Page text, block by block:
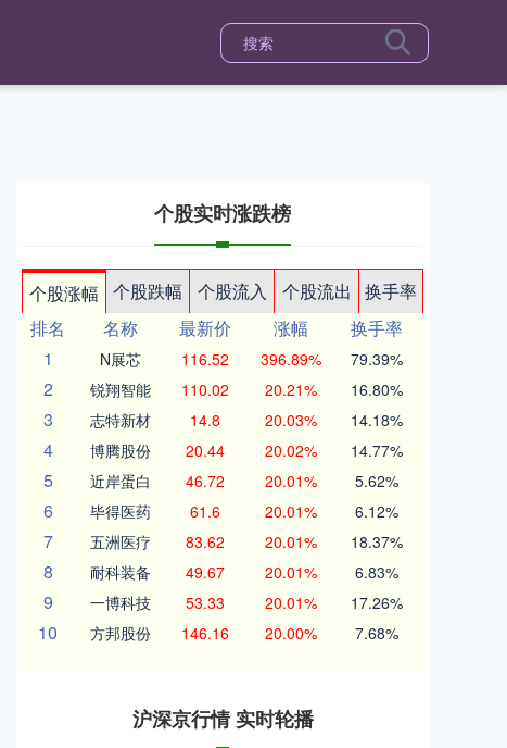
个股实时涨跌榜
个股涨幅 个股跌幅 个股流入 个股流出
换手率
排名
名称 最新价 涨幅
换手率
1
N展芯 116.52 396.89% 79.39%
2 锐翔智能 110.02 20.21% 16.80%
3 志特新材 14.8 20.03% 14.18%
4 博腾股份 20.44 20.02% 14.77%
5 近岸蛋白 46.72 20.01% 5.62%
6 毕得医药 61.6 20.01% 6.12%
7 五洲医疗 83.62 20.01% 18.37%
8 耐科装备 49.67 20.01% 6.83%
9 一博科技 53.33 20.01% 17.26%
10 方邦股份 146.16 20.00% 7.68%
沪深京行情 实时轮播